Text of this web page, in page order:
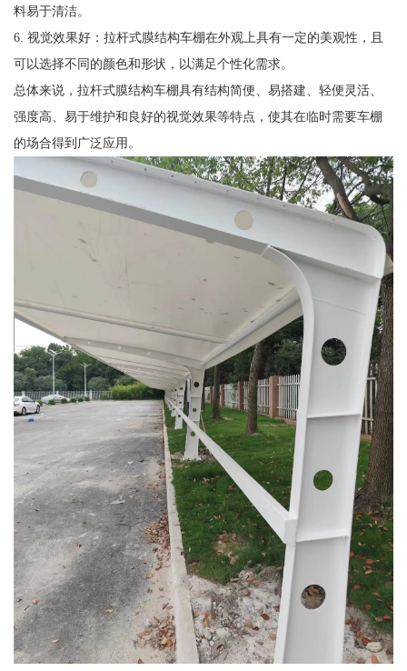
料易于清洁。
6. 视觉效果好：拉杆式膜结构车棚在外观上具有一定的美观性，且
可以选择不同的颜色和形状，以满足个性化需求。
总体来说，拉杆式膜结构车棚具有结构简便、易搭建、轻便灵活、
强度高、易于维护和良好的视觉效果等特点，使其在临时需要车棚
的场合得到广泛应用。